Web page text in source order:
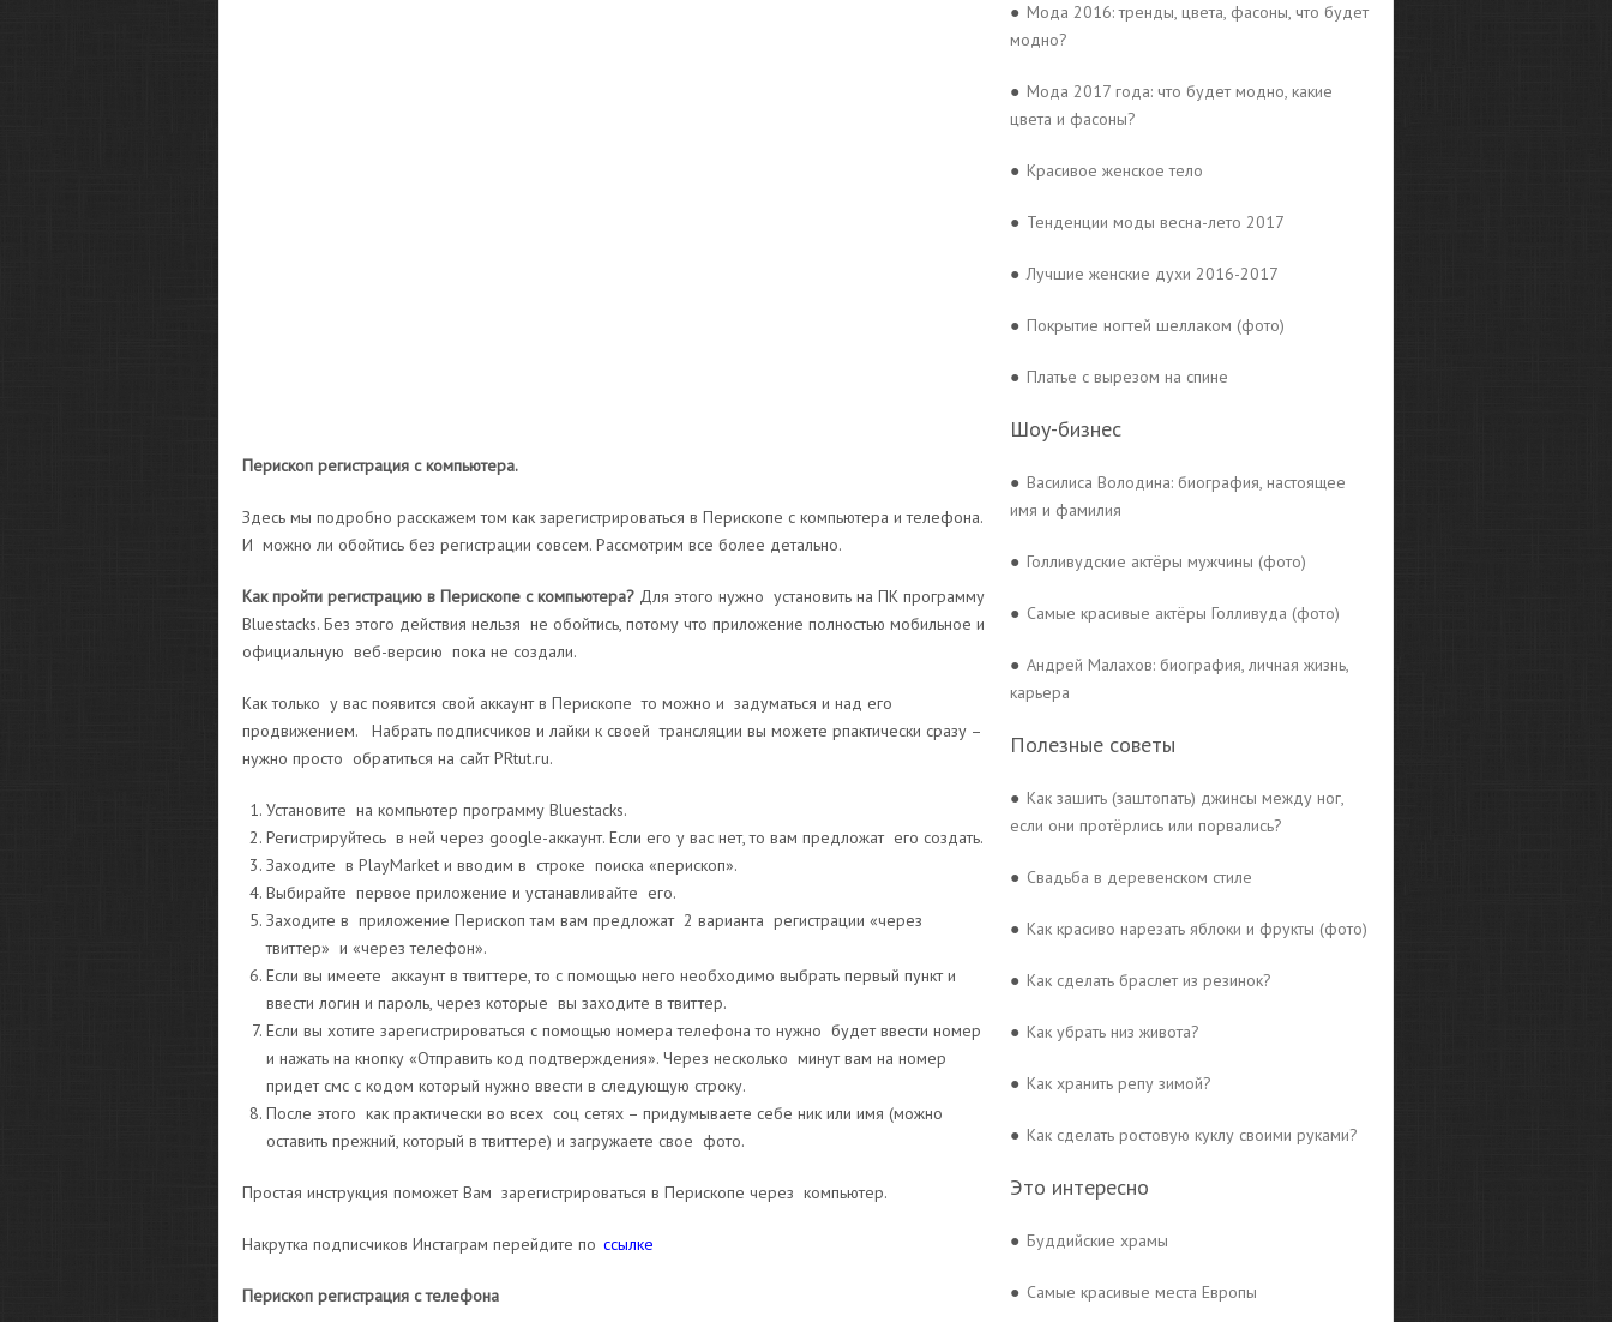
Перископ регистрация с компьютера.
Здесь мы подробно расскажем том как зарегистрироваться в Перископе с компьютера и телефона.
И можно ли обойтись без регистрации совсем. Рассмотрим все более детально.
Как пройти регистрацию в Перископе с компьютера? Для этого нужно установить на ПК программу
Bluestacks. Без этого действия нельзя не обойтись, потому что приложение полностью мобильное и
официальную веб-версию пока не создали.
Как только у вас появится свой аккаунт в Перископе то можно и задуматься и над его
продвижением. Набрать подписчиков и лайки к своей трансляции вы можете рпактически сразу –
нужно просто обратиться на сайт PRtut.ru.
Установите на компьютер программу Bluestacks.
Регистрируйтесь в ней через google-аккаунт. Если его у вас нет, то вам предложат его создать.
Заходите в PlayMarket и вводим в строке поиска «перископ».
Выбирайте первое приложение и устанавливайте его.
Заходите в приложение Перископ там вам предложат 2 варианта регистрации «через
твиттер» и «через телефон».
Если вы имеете аккаунт в твиттере, то с помощью него необходимо выбрать первый пункт и
ввести логин и пароль, через которые вы заходите в твиттер.
Если вы хотите зарегистрироваться с помощью номера телефона то нужно будет ввести номер
и нажать на кнопку «Отправить код подтверждения». Через несколько минут вам на номер
придет смс с кодом который нужно ввести в следующую строку.
После этого как практически во всех соц сетях – придумываете себе ник или имя (можно
оставить прежний, который в твиттере) и загружаете свое фото.
Простая инструкция поможет Вам зарегистрироваться в Перископе через компьютер.
Накрутка подписчиков Инстаграм перейдите по ссылке
Перископ регистрация с телефона
● Мода 2016: тренды, цвета, фасоны, что будет
модно?
● Мода 2017 года: что будет модно, какие
цвета и фасоны?
● Красивое женское тело
● Тенденции моды весна-лето 2017
● Лучшие женские духи 2016-2017
● Покрытие ногтей шеллаком (фото)
● Платье с вырезом на спине
Шоу-бизнес
● Василиса Володина: биография, настоящее
имя и фамилия
● Голливудские актёры мужчины (фото)
● Самые красивые актёры Голливуда (фото)
● Андрей Малахов: биография, личная жизнь,
карьера
Полезные советы
● Как зашить (заштопать) джинсы между ног,
если они протёрлись или порвались?
● Свадьба в деревенском стиле
● Как красиво нарезать яблоки и фрукты (фото)
● Как сделать браслет из резинок?
● Как убрать низ живота?
● Как хранить репу зимой?
● Как сделать ростовую куклу своими руками?
Это интересно
● Буддийские храмы
● Самые красивые места Европы